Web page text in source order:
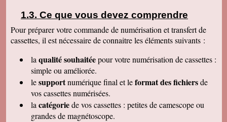
d'image est parfaite. Merci beaucoup
Nadine H
Bonjour, on a bien reçu le colis on vous
remercie beaucoup bonne journée
Christian R
Encore une belle expérience, comme la
première fois nous sommes ravis. Merci de
pouvoir nous faire revivre le passé Travail
raffiné, effectué consciencieusement , avec en
plus des délais et prix tout à fait corrects
À recommander sans hésitation
Les Alesiens
Ce que vous devez comprendre
Pour préparer votre commande de numérisation et transfert de
cassettes, il est nécessaire de connaitre les éléments suivants :
la qualité souhaitéepour votre numérisation de cassettes :
simple ou améliorée.
lesupportnumérique final et leformat des fichiersde
vos cassettes numérisées.
la catégoriede vos cassettes : petites de camescope ou
grandes de magnétoscope.